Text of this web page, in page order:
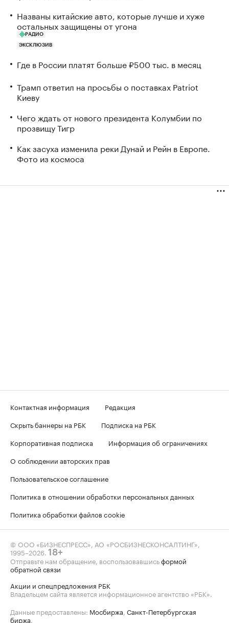
Названы китайские авто, которые лучше и хуже
остальных защищены от угона
РАДИО
ЭКСКЛЮЗИВ
Где в России платят больше ₽500 тыс. в месяц
Трамп ответил на просьбы о поставках Patriot
Киеву
Чего ждать от нового президента Колумбии по
прозвищу Тигр
Как засуха изменила реки Дунай и Рейн в Европе.
Фото из космоса
Контактная информация
Редакция
Скрыть баннеры на РБК
Подписка на РБК
Корпоративная подписка
Информация об ограничениях
О соблюдении авторских прав
Пользовательское соглашение
Политика в отношении обработки персональных данных
Политика обработки файлов cookie
© ООО «БИЗНЕСПРЕСС», АО «РОСБИЗНЕСКОНСАЛТИНГ»,
1995–2026 18+
Отправьте нам обращение, воспользовавшисьформой
обратной связи
Акции и спецпредложения РБК
Владельцем сайта является информационное агентство «РБК».
Данные предоставлены: Мосбиржа Санкт-Петербургская
биржа